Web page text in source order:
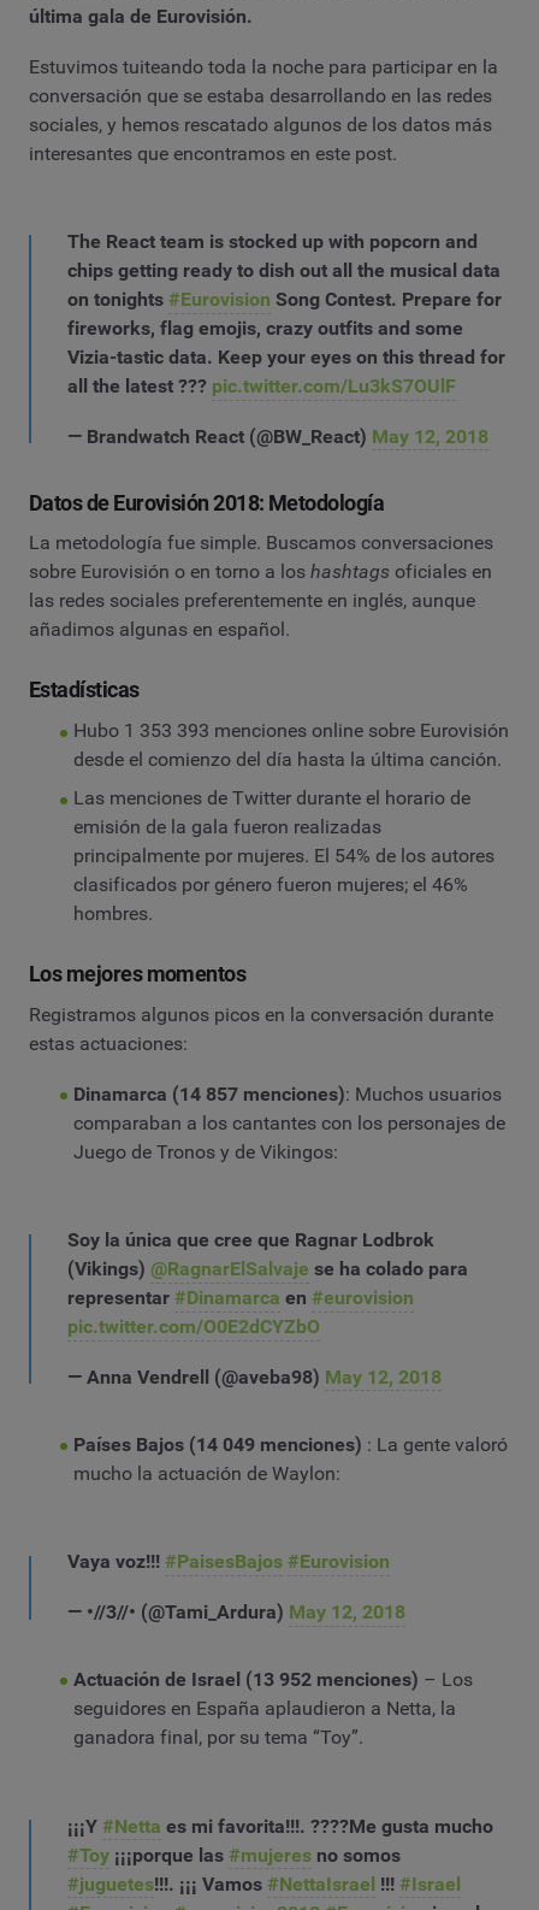
última gala de Eurovisión.
Estuvimos tuiteando toda la noche para participar en la
conversación que se estaba desarrollando en las redes
sociales, y hemos rescatado algunos de los datos más
interesantes que encontramos en este post.
The React team is stocked up with popcorn and
chips getting ready to dish out all the musical data
on tonights #Eurovision Song Contest. Prepare for
fireworks, flag emojis, crazy outfits and some
Vizia-tastic data. Keep your eyes on this thread for
all the latest ??? pic.twitter.com/Lu3kS7OUlF
— Brandwatch React (@BW_React) May 12, 2018
Datos de Eurovisión 2018: Metodología
La metodología fue simple. Buscamos conversaciones
sobre Eurovisión o en torno a los hashtags oficiales en
las redes sociales preferentemente en inglés, aunque
añadimos algunas en español.
Estadísticas
Hubo 1 353 393 menciones online sobre Eurovisión
desde el comienzo del día hasta la última canción.
Las menciones de Twitter durante el horario de
emisión de la gala fueron realizadas
principalmente por mujeres. El 54% de los autores
clasificados por género fueron mujeres; el 46%
hombres.
Los mejores momentos
Registramos algunos picos en la conversación durante
estas actuaciones:
Dinamarca (14 857 menciones): Muchos usuarios
comparaban a los cantantes con los personajes de
Juego de Tronos y de Vikingos:
Soy la única que cree que Ragnar Lodbrok
(Vikings) @RagnarElSalvaje se ha colado para
representar #Dinamarca en #eurovision
pic.twitter.com/O0E2dCYZbO
— Anna Vendrell (@aveba98) May 12, 2018
Países Bajos (14 049 menciones) : La gente valoró
mucho la actuación de Waylon:
Vaya voz!!! #PaisesBajos #Eurovision
— •//3//• (@Tami_Ardura) May 12, 2018
Actuación de Israel (13 952 menciones) – Los
seguidores en España aplaudieron a Netta, la
ganadora final, por su tema “Toy”.
¡¡¡Y #Netta es mi favorita!!!. ????Me gusta mucho
#Toy ¡¡¡porque las #mujeres no somos
#juguetes!!!. ¡¡¡ Vamos #NettaIsrael !!! #Israel